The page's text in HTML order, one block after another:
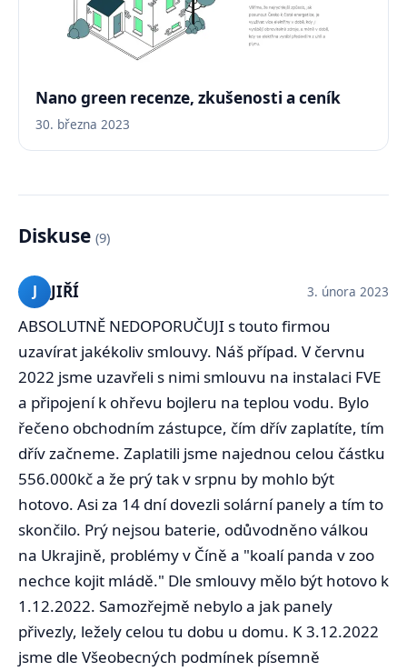
Nano green recenze, zkušenosti a ceník
30. března 2023
Diskuse (9)
J JIŘÍ 3. února 2023
ABSOLUTNĚ NEDOPORUČUJI s touto firmou
uzavírat jakékoliv smlouvy. Náš případ. V červnu
2022 jsme uzavřeli s nimi smlouvu na instalaci FVE
a připojení k ohřevu bojleru na teplou vodu. Bylo
řečeno obchodním zástupce, čím dřív zaplatíte, tím
dřív začneme. Zaplatili jsme najednou celou částku
556.000kč a že prý tak v srpnu by mohlo být
hotovo. Asi za 14 dní dovezli solární panely a tím to
skončilo. Prý nejsou baterie, odůvodněno válkou
na Ukrajině, problémy v Číně a "koalí panda v zoo
nechce kojit mládě." Dle smlouvy mělo být hotovo k
1.12.2022. Samozřejmě nebylo a jak panely
přivezly, ležely celou tu dobu u domu. K 3.12.2022
jsme dle Všeobecných podmínek písemně